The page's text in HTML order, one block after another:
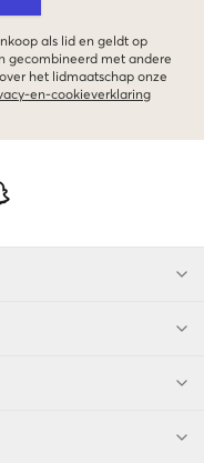
als lid en geldt op
gecombineerd met andere
het lidmaatschap onze
en-cookieverklaring